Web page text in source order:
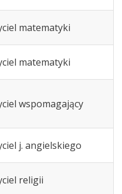
matematyki
matematyki
wspomagający
j. angielskiego
religii